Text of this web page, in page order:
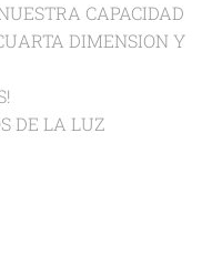
CAPACIDAD
DIMENSION Y
DE LA LUZ